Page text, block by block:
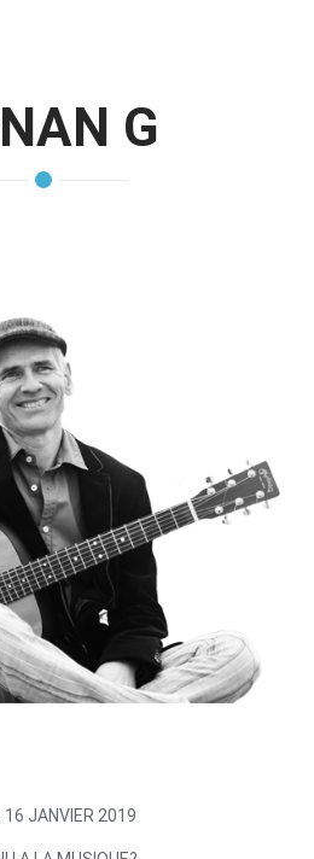
G
16 JANVIER 2019